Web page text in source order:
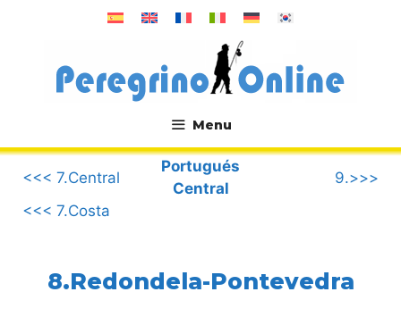
Menu
.
<<< 7.Central
Portugués
Central
9.>>>
<<< 7.Costa
8.Redondela-Pontevedra